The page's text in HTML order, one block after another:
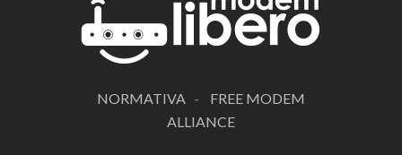
NORMATIVA - FREE MODEM
ALLIANCE